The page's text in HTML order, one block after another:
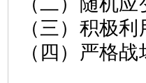
（三）积极
（四）严格